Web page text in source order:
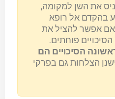
את השן למקומה,
בהקדם אל רופא
אפשר להציל את
פוחתים.
הסיכויים הם
הצלחות גם בפרקי